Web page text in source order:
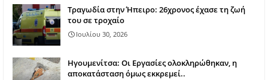
Τραγωδία στην Ήπειρο: 26χρονος έχασε τη ζωή
του σε τροχαίο
Ιουλίου 30, 2026
Ηγουμενίτσα: Οι Εργασίες ολοκληρώθηκαν, η
αποκατάσταση όμως εκκρεμεί..